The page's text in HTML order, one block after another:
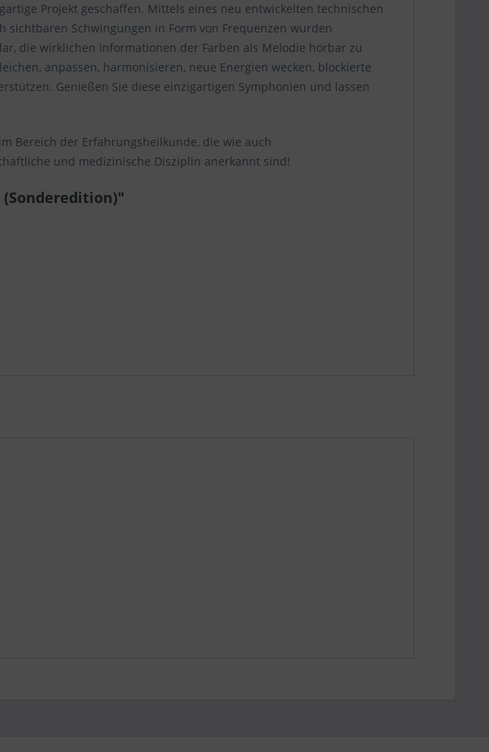
Projekt geschaffen. Mittels eines neu entwickelten technischen
Schwingungen in Form von Frequenzen wurden
die wirklichen Informationen der Farben als Melodie hörbar zu
anpassen, harmonisieren, neue Energien wecken, blockierte
Genießen Sie diese einzigartigen Symphonien und lassen
Bereich der Erfahrungsheilkunde, die wie auch
und medizinische Disziplin anerkannt sind!